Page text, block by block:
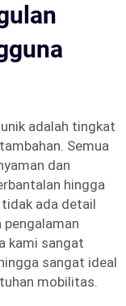
adalah tingkat
Semua
dan
hingga
tidak ada detail
pengalaman
kami sangat
sangat ideal
mobilitas.